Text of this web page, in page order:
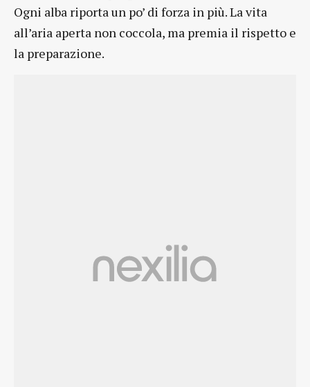
Ogni alba riporta un po’ di forza in più. La vita
all’aria aperta non coccola, ma premia il rispetto e
la preparazione.